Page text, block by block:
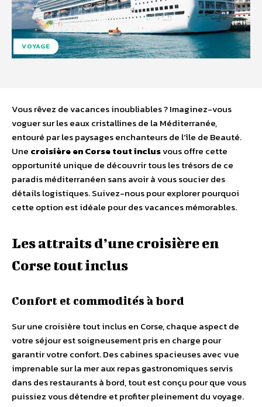
VOYAGE
Vous rêvez de vacances inoubliables ? Imaginez-vous
voguer sur les eaux cristallines de la Méditerranée,
entouré par les paysages enchanteurs de l’île de Beauté.
Une croisière en Corse tout inclusvous offre cette
opportunité unique de découvrir tous les trésors de ce
paradis méditerranéen sans avoir à vous soucier des
détails logistiques. Suivez-nous pour explorer pourquoi
cette option est idéale pour des vacances mémorables.
Les attraits d’une croisière en
Corse tout inclus
Confort et commodités à bord
Sur une croisière tout inclus en Corse, chaque aspect de
votre séjour est soigneusement pris en charge pour
garantir votre confort. Des cabines spacieuses avec vue
imprenable sur la mer aux repas gastronomiques servis
dans des restaurants à bord, tout est conçu pour que vous
puissiez vous détendre et profiter pleinement du voyage.